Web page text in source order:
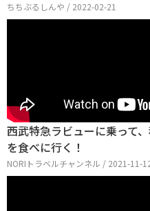
ちちぶるしんや / 2022-02-21
西武特急ラビューに乗って
を食べに行く！
NORIトラベルチャンネル / 2021-11-